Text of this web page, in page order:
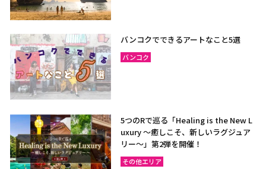
バンコクでできるアートなこと5選
バンコク
5つのRで巡る「Healing is the New L
uxury ～癒しこそ、新しいラグジュア
リー〜」第2弾を開催！
その他エリア